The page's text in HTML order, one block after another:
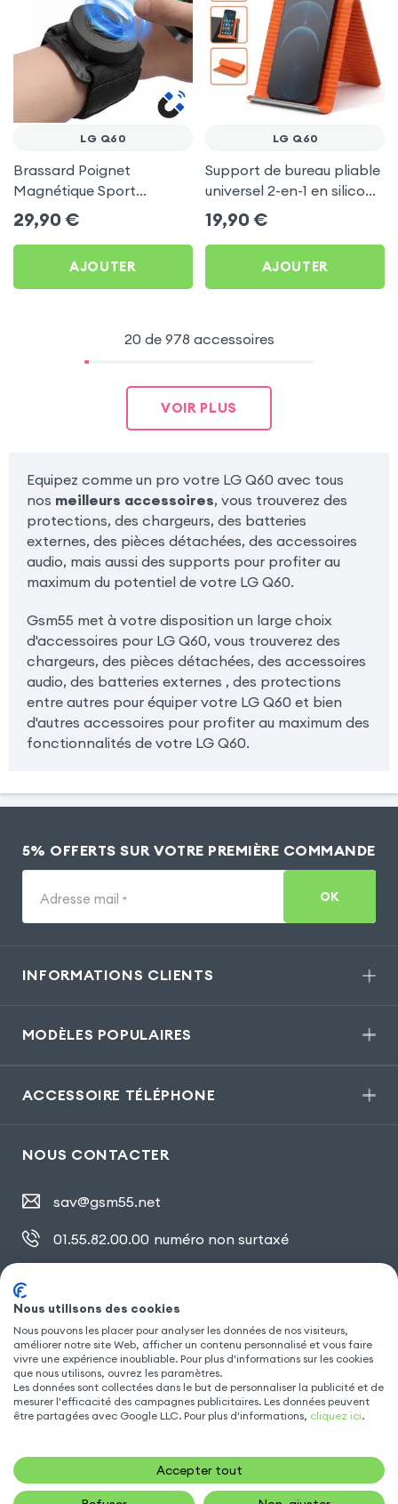
LG Q60
Brassard Poignet
Magnétique Sport
Universel pour LG Q60
29,90 €
AJOUTER
LG Q60
Support de bureau pliable
universel 2-en-1 en silicone
pour smartphone et
tablette - Orange
19,90 €
AJOUTER
20 de 978 accessoires
VOIR PLUS
Equipez comme un pro votre LG Q60 avec tous
nos meilleurs accessoires, vous trouverez des
protections, des chargeurs, des batteries
externes, des pièces détachées, des accessoires
audio, mais aussi des supports pour profiter au
maximum du potentiel de votre LG Q60.
Gsm55 met à votre disposition un large choix
d'accessoires pour LG Q60, vous trouverez des
chargeurs, des pièces détachées, des accessoires
audio, des batteries externes , des protections
entre autres pour équiper votre LG Q60 et bien
d'autres accessoires pour profiter au maximum des
fonctionnalités de votre LG Q60.
5% OFFERTS SUR VOTRE PREMIÈRE COMMANDE
Adresse mail * OK
INFORMATIONS CLIENTS
MODÈLES POPULAIRES
ACCESSOIRE TÉLÉPHONE
NOUS CONTACTER
sav@gsm55.net
01.55.82.00.00 numéro non surtaxé
SUIVEZ NOUS
Nous utilisons des cookies
Nous pouvons les placer pour analyser les données de nos visiteurs,
améliorer notre site Web, afficher un contenu personnalisé et vous faire
vivre une expérience inoubliable. Pour plus d'informations sur les cookies
que nous utilisons, ouvrez les paramètres.
Les données sont collectées dans le but de personnaliser la publicité et de
mesurer l'efficacité des campagnes publicitaires. Les données peuvent
être partagées avec Google LLC. Pour plus d'informations, cliquez ici.
Accepter tout